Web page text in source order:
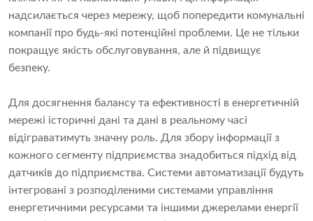
надсилається через мережу, щоб попередити комунальні
компанії про будь-які потенційні проблеми. Це не тільки
покращує якість обслуговування, але й підвищує
безпеку.
Для досягнення балансу та ефективності в енергетичній
мережі історичні дані та дані в реальному часі
відіграватимуть значну роль. Для збору інформації з
кожного сегменту підприємства знадобиться підхід від
датчиків до підприємства. Системи автоматизації будуть
інтегровані з розподіленими системами управління
енергетичними ресурсами та іншими джерелами енергії